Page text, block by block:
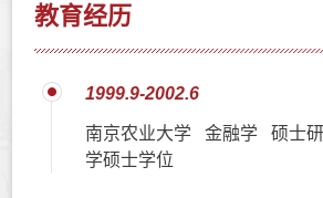
教育经历
1999.9-2002.6
南京农业大学 金融学 硕士
学硕士学位